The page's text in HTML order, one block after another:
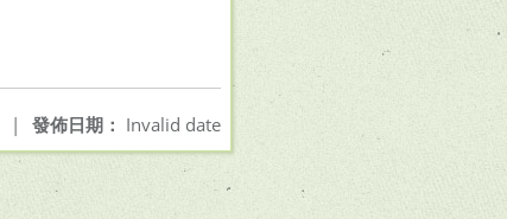
發佈日期： Invalid date
|